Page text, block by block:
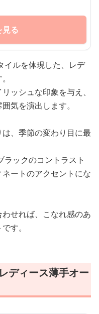
見る
イルを体現した、レデ
ッシュな印象を与え、
気を演出します。
、季節の変わり目に最
ックのコントラスト
ートのアクセントにな
せれば、こなれ感のあ
す。
ディース薄手オー